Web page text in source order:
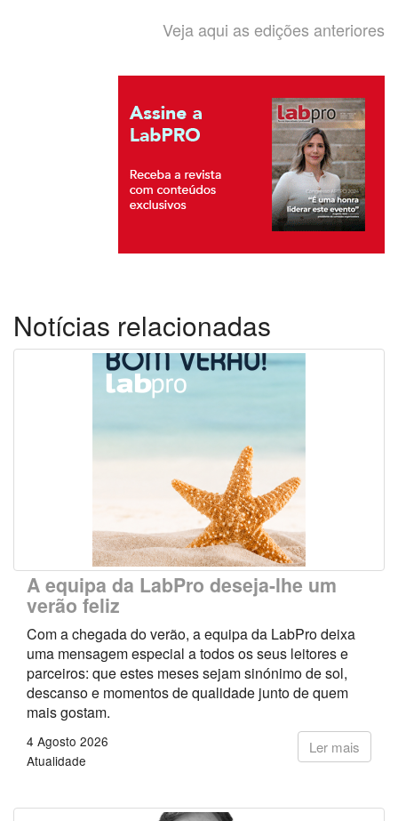
Veja aqui as edições anteriores
Notícias relacionadas
A equipa da LabPro deseja-lhe um
verão feliz
Com a chegada do verão, a equipa da LabPro deixa
uma mensagem especial a todos os seus leitores e
parceiros: que estes meses sejam sinónimo de sol,
descanso e momentos de qualidade junto de quem
mais gostam.
Ler mais
4 Agosto 2026
Atualidade